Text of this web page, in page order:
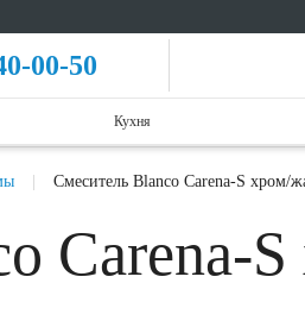
00-50
Кухня
Смеситель Blanco Carena-S хром/
Carena-